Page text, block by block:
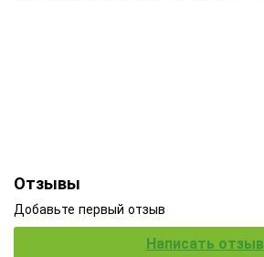
Отзывы
Добавьте первый отзыв
Написать отзыв